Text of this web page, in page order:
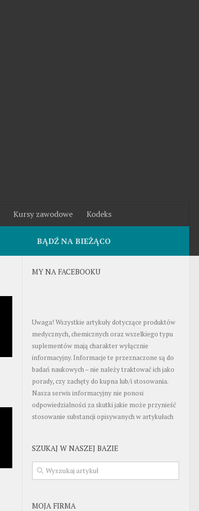
Kursy zawodowe Kodeks
BĄDŹ NA BIEŻĄCO
MY NA FACEBOOKU
Uwaga! Wszystkie artykuły dotyczące produktów
medycznych, chemicznych oraz wszelkiego typu
suplementów mają charakter wyłącznie
informacyjny. Informacje te przeznaczone są do
badań naukowych – nie należy traktować ich jako
porady, czy zachęty do kupna lub/i stosowania.
Nasza serwis informacyjny nie ponosi
odpowiedzialności za skutki jakie może przynieść
stosowanie substancji opisywanych w artykułach
SZUKAJ W NASZEJ BAZIE
MOJA FIRMA